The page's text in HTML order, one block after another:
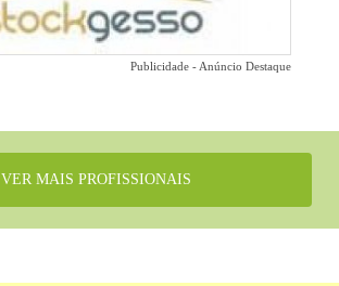
Publicidade - Anúncio Destaque
VER MAIS PROFISSIONAIS